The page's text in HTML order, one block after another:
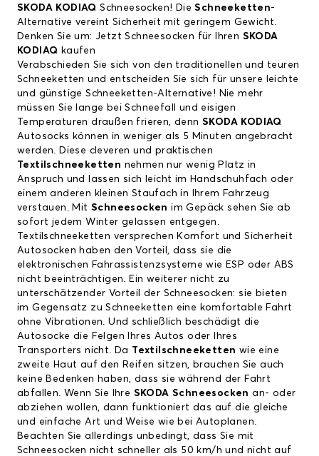
SKODA KODIAQ Schneesocken! DieSchneeketten-
Alternative vereint Sicherheit mit geringem Gewicht.
Denken Sie um: Jetzt Schneesocken für Ihren SKODA
KODIAQ kaufen
Verabschieden Sie sich von den traditionellen und teuren
Schneeketten und entscheiden Sie sich für unsere leichte
und günstige Schneeketten-Alternative! Nie mehr
müssen Sie lange bei Schneefall und eisigen
Temperaturen draußen frieren, denn SKODA KODIAQ
Autosocks können in weniger als 5 Minuten angebracht
werden. Diese cleveren und praktischen
Textilschneeketten nehmen nur wenig Platz in
Anspruch und lassen sich leicht im Handschuhfach oder
einem anderen kleinen Staufach in Ihrem Fahrzeug
verstauen. MitSchneesocken im Gepäck sehen Sie ab
sofort jedem Winter gelassen entgegen.
Textilschneeketten versprechen Komfort und Sicherheit
Autosocken haben den Vorteil, dass sie die
elektronischen Fahrassistenzsysteme wie ESP oder ABS
nicht beeinträchtigen. Ein weiterer nicht zu
unterschätzender Vorteil der Schneesocken: sie bieten
im Gegensatz zu Schneeketten eine komfortable Fahrt
ohne Vibrationen. Und schließlich beschädigt die
Autosocke die Felgen Ihres Autos oder Ihres
Transporters nicht. Da Textilschneeketten wie eine
zweite Haut auf den Reifen sitzen, brauchen Sie auch
keine Bedenken haben, dass sie während der Fahrt
abfallen. Wenn Sie Ihre SKODA Schneesocken an- oder
abziehen wollen, dann funktioniert das auf die gleiche
und einfache Art und Weise wie bei Autoplanen.
Beachten Sie allerdings unbedingt, dass Sie mit
Schneesocken nicht schneller als 50 km/h und nicht auf